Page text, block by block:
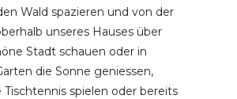
Wald spazieren und von der
unseres Hauses über
Stadt schauen oder in
die Sonne geniessen,
Tischtennis spielen oder bereits